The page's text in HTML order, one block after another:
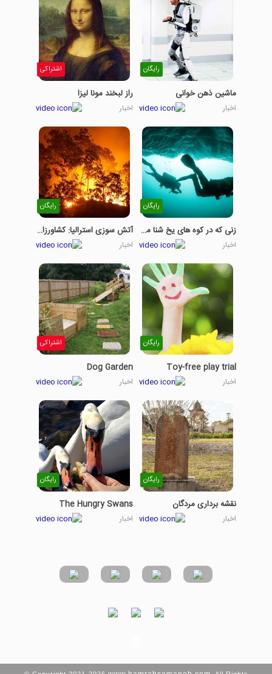
رایگان
ماشین ذهن خوانی
اخبار
اشتراکی
راز لبخند مونا لیزا
اخبار
رایگان
زنی که در کوه های یخ شنا می کند
اخبار
رایگان
آتش سوزی استرالیا: کشاورزان با ضرر مواجه هستند
اخبار
رایگان
Toy-free play trial
اخبار
اشتراکی
Dog Garden
اخبار
رایگان
نقشه برداری مردگان
اخبار
رایگان
The Hungry Swans
اخبار